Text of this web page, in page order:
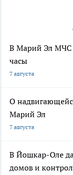
В Марий Эл МЧС
часы
7 августа
О
Марий Эл
7 августа
В Йошкар-Оле
домов и